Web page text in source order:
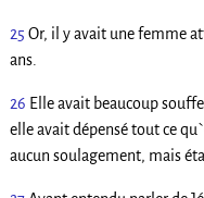
25 Or, il y avait une femme
ans.
26 Elle avait beaucoup
elle avait dépensé tout ce
aucun soulagement, mais